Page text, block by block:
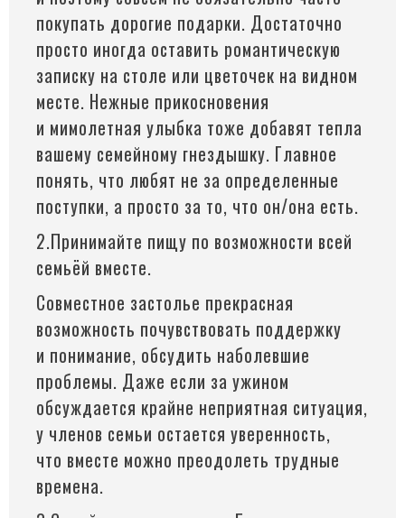
покупать дорогие подарки. Достаточно
просто иногда оставить романтическую
записку на столе или цветочек на видном
месте. Нежные прикосновения
и мимолетная улыбка тоже добавят тепла
вашему семейному гнездышку. Главное
понять, что любят не за определенные
поступки, а просто за то, что он/она есть.
2.Принимайте пищу по возможности всей
семьёй вместе.
Совместное застолье прекрасная
возможность почувствовать поддержку
и понимание, обсудить наболевшие
проблемы. Даже если за ужином
обсуждается крайне неприятная ситуация,
у членов семьи остается уверенность,
что вместе можно преодолеть трудные
времена.